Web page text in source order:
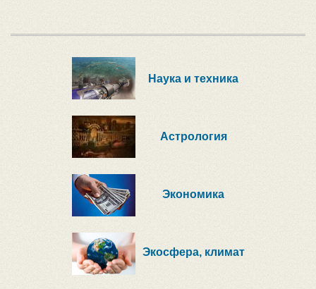
Наука и техника
Астрология
Экономика
Экосфера, климат